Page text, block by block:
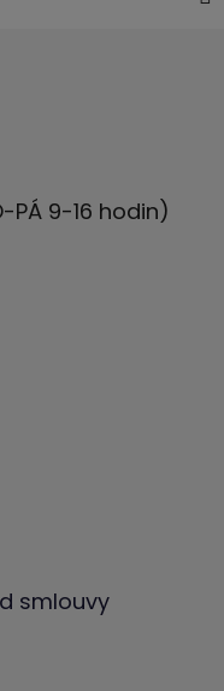
PÁ 9-16 hodin)
smlouvy